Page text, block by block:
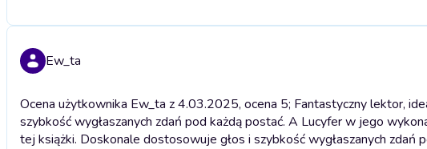
Ew_ta
Ocena użytkownika Ew_ta z 4.03.2025, ocena 5; Fantastyczny lektor,
szybkość wygłaszanych zdań pod każdą postać. A Lucyfer w jego
tej książki. Doskonale dostosowuje głos i szybkość wygłaszanych